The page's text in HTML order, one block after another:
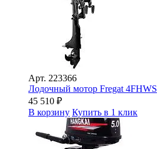
Арт. 223366
Лодочный мотор Fregat 4FHWS
45 510 ₽
В корзину Купить в 1 клик